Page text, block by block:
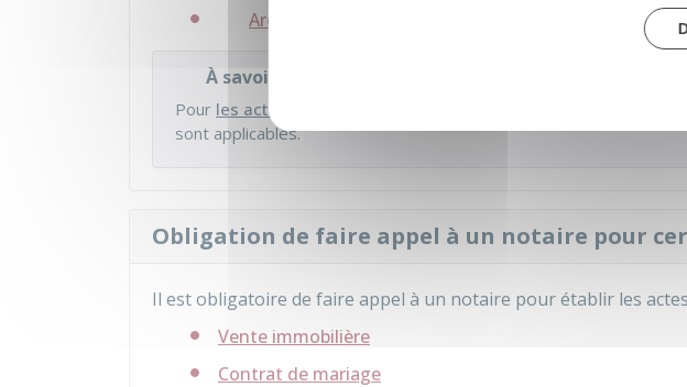
Archives nationales
À savoir
Pour les actes notariés qui concernent un bien immobilier
sont applicables.
Obligation de faire appel à un notaire pour
Il est obligatoire de faire appel à un notaire pour établir les
Vente immobilière
Contrat de mariage